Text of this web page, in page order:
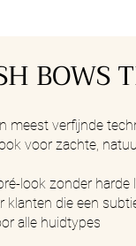
BOWS
meest verfijnde
voor zachte,
look zonder harde
klanten die een
alle huidtypes